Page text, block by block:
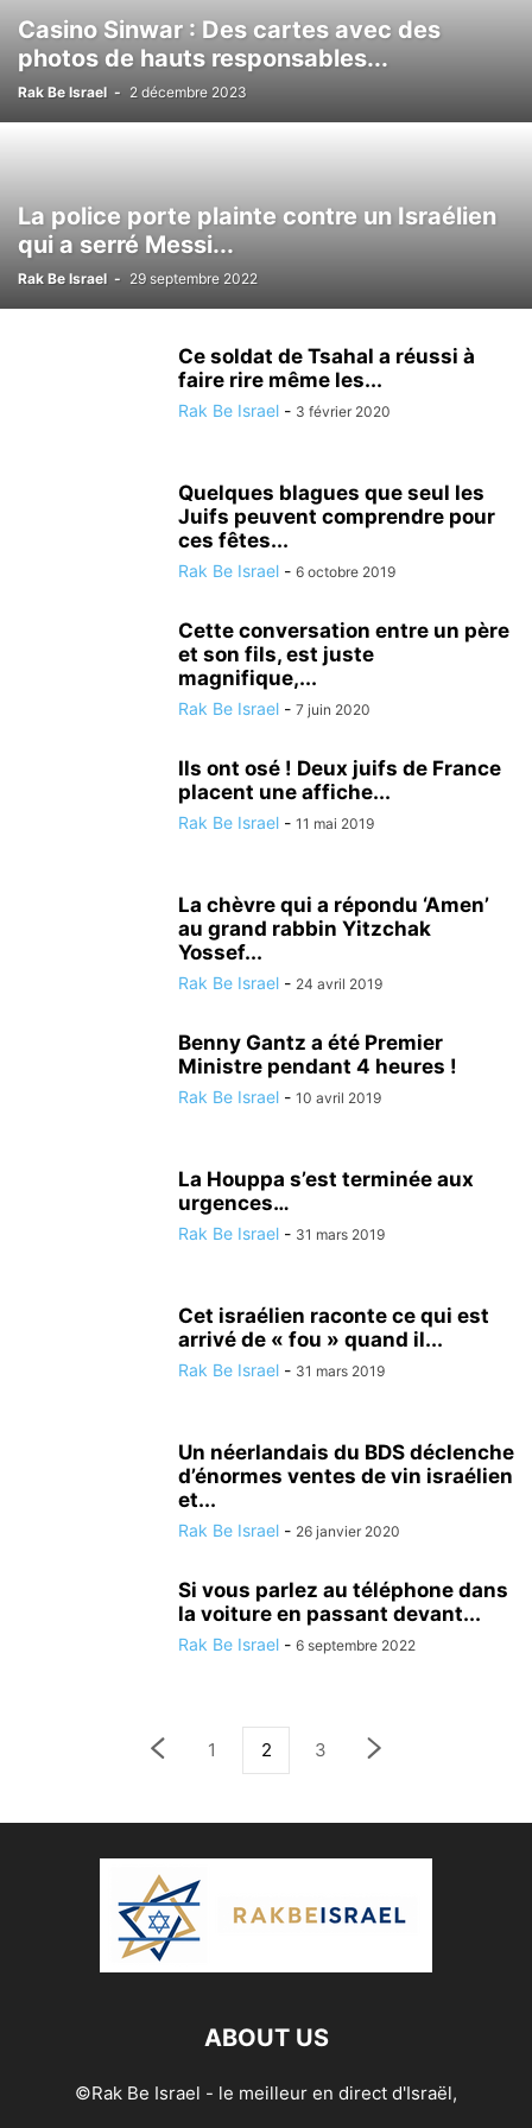
LOISIRS MÉDECINE ALTERNATIVE METEO MODE NATURE
NUTRITIONISME PSYCHOLOGIE RÉALISATIONS MÉDICALES
SCIENCE ET TECHNOLOGIE SECOURISME
TSAHAL VALEURS DE L'ETAT JUIF VÉHICULE VIE EN ISRAËL
Casino Sinwar : Des cartes avec des
photos de hauts responsables...
Rak Be Israel - 2 décembre 2023
La police porte plainte contre un Israélien
qui a serré Messi...
Rak Be Israel - 29 septembre 2022
Ce soldat de Tsahal a réussi à
faire rire même les...
Rak Be Israel - 3 février 2020
Quelques blagues que seul les
Juifs peuvent comprendre pour
ces fêtes...
Rak Be Israel - 6 octobre 2019
Cette conversation entre un père
et son fils, est juste
magnifique,...
Rak Be Israel - 7 juin 2020
Ils ont osé ! Deux juifs de France
placent une affiche...
Rak Be Israel - 11 mai 2019
La chèvre qui a répondu ‘Amen’
au grand rabbin Yitzchak
Yossef...
Rak Be Israel - 24 avril 2019
Benny Gantz a été Premier
Ministre pendant 4 heures !
Rak Be Israel - 10 avril 2019
La Houppa s’est terminée aux
urgences…
Rak Be Israel - 31 mars 2019
Cet israélien raconte ce qui est
arrivé de « fou » quand il...
Rak Be Israel - 31 mars 2019
Un néerlandais du BDS déclenche
d’énormes ventes de vin israélien
et...
Rak Be Israel - 26 janvier 2020
Si vous parlez au téléphone dans
la voiture en passant devant...
Rak Be Israel - 6 septembre 2022
1 2 3
ABOUT US
©Rak Be Israel - le meilleur en direct d'Israël,